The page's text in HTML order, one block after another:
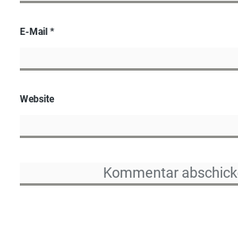
E-Mail *
Website